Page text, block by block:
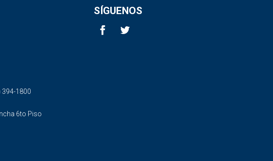
SÍGUENOS
394-1800
6to Piso